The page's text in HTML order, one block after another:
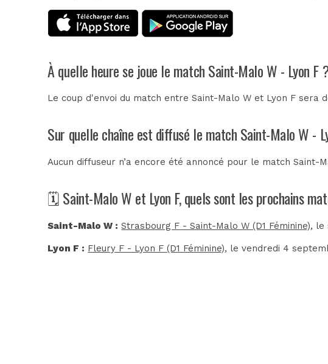
À quelle heure se joue le match Saint-Malo W - Lyon F
Le coup d'envoi du match entre Saint-Malo W et Lyon F sera
Sur quelle chaîne est diffusé le match Saint-Malo W -
Aucun diffuseur n’a encore été annoncé pour le match Saint-
🗓️ Saint-Malo W et Lyon F, quels sont les prochains
Saint-Malo W : Strasbourg F - Saint-Malo W (D1 Féminine), le
Lyon F : Fleury F - Lyon F (D1 Féminine), le vendredi 4